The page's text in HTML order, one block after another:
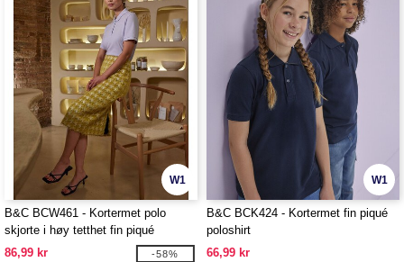
W1
B&C BCW461 - Kortermet polo
skjorte i høy tetthet fin piqué
86,99 kr
-58%
W1
B&C BCK424 - Kortermet fin piqué
poloshirt
66,99 kr